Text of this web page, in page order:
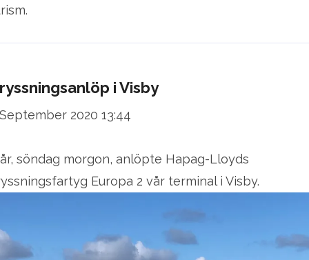
i Visby
2020 13:44
söndag morgon, anlöpte Hapag-Lloyds
Europa 2 vår terminal i Visby.